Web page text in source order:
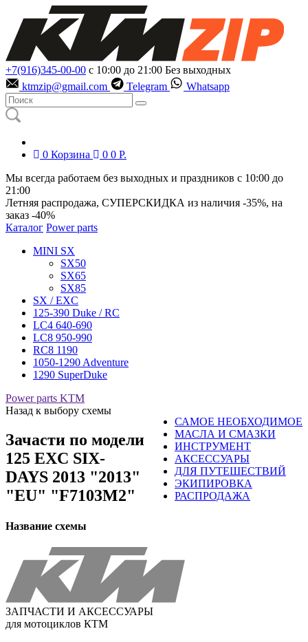
+7(916)345-00-00 с 10:00 до 21:00 Без выходных
ktmzip@gmail.com
Telegram Whatsapp
0 Корзина 0 0 Р.
Мы всегда работаем без выходных и праздников с 10:00 до
21:00
Летняя распродажа, СУПЕРСКИДКА из наличия -35%, на
заказ -40%
Каталог Power parts
MINI SX
SX50
SX65
SX85
SX / EXC
125-390 Duke / RC
LC4 640-690
LC8 950-990
RC8 1190
1050-1290 Adventure
1290 SuperDuke
Power parts KTM
САМОЕ НЕОБХОДИМОЕ
МАСЛА И СМАЗКИ
ИНСТРУМЕНТ
АКСЕССУАРЫ
ДЛЯ ПУТЕШЕСТВИЙ
ЭКИПИРОВКА
РАСПРОДАЖА
Назад к выбору схемы
Зачасти по модели
125 EXC SIX-
DAYS 2013 "2013"
"EU" "F7103M2"
Название схемы
ЗАПЧАСТИ И АКСЕССУАРЫ
для мотоциклов КТМ